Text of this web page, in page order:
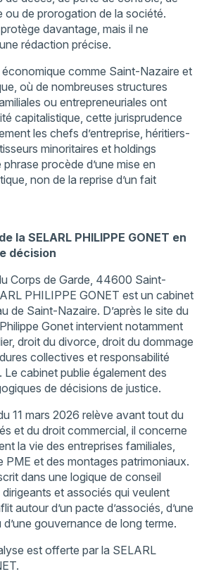
ou de prorogation de la société.
davantage, mais il ne
rédaction précise.
économique comme Saint-Nazaire et
où de nombreuses structures
ou entrepreneuriales ont
capitalistique, cette jurisprudence
les chefs d’entreprise, héritiers-
minoritaires et holdings
procède d’une mise en
non de la reprise d’un fait
la SELARL PHILIPPE GONET en
décision
Corps de Garde, 44600 Saint-
PHILIPPE GONET est un cabinet
de Saint-Nazaire. D’après le site du
Gonet intervient notamment
droit du divorce, droit du dommage
collectives et responsabilité
cabinet publie également des
de décisions de justice.
11 mars 2026 relève avant tout du
et du droit commercial, il concerne
la vie des entreprises familiales,
PME et des montages patrimoniaux.
dans une logique de conseil
et associés qui veulent
autour d’un pacte d’associés, d’une
gouvernance de long terme.
est offerte par la SELARL